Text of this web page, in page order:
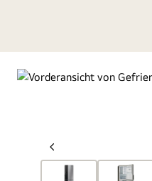
Vorherige
Folie